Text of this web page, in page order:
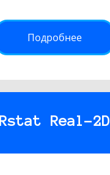
Подробнее
Rstat Real-2D